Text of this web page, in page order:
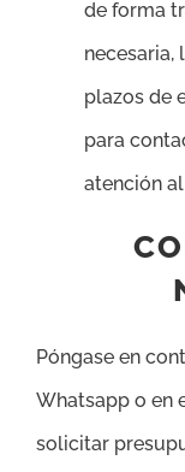
de forma
necesaria,
plazos de
para
atención
Póngase en
Whatsapp o en
solicitar